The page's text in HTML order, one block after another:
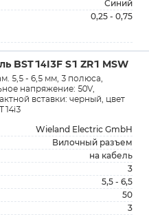
Синий
0,25 - 0,75
BST14I3F S1 ZR1 MSW
5,5 - 6,5 мм, 3 полюса,
напряжение: 50V,
вставки: черный, цвет
Wieland Electric GmbH
Вилочный разъем
на кабель
3
5,5 - 6,5
50
3